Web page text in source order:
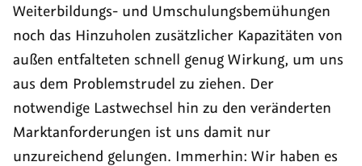
Weiterbildungs- und Umschulungsbemühungen
noch das Hinzuholen zusätzlicher Kapazitäten von
außen entfalteten schnell genug Wirkung, um uns
aus dem Problemstrudel zu ziehen. Der
notwendige Lastwechsel hin zu den veränderten
Marktanforderungen ist uns damit nur
unzureichend gelungen. Immerhin: Wir haben es